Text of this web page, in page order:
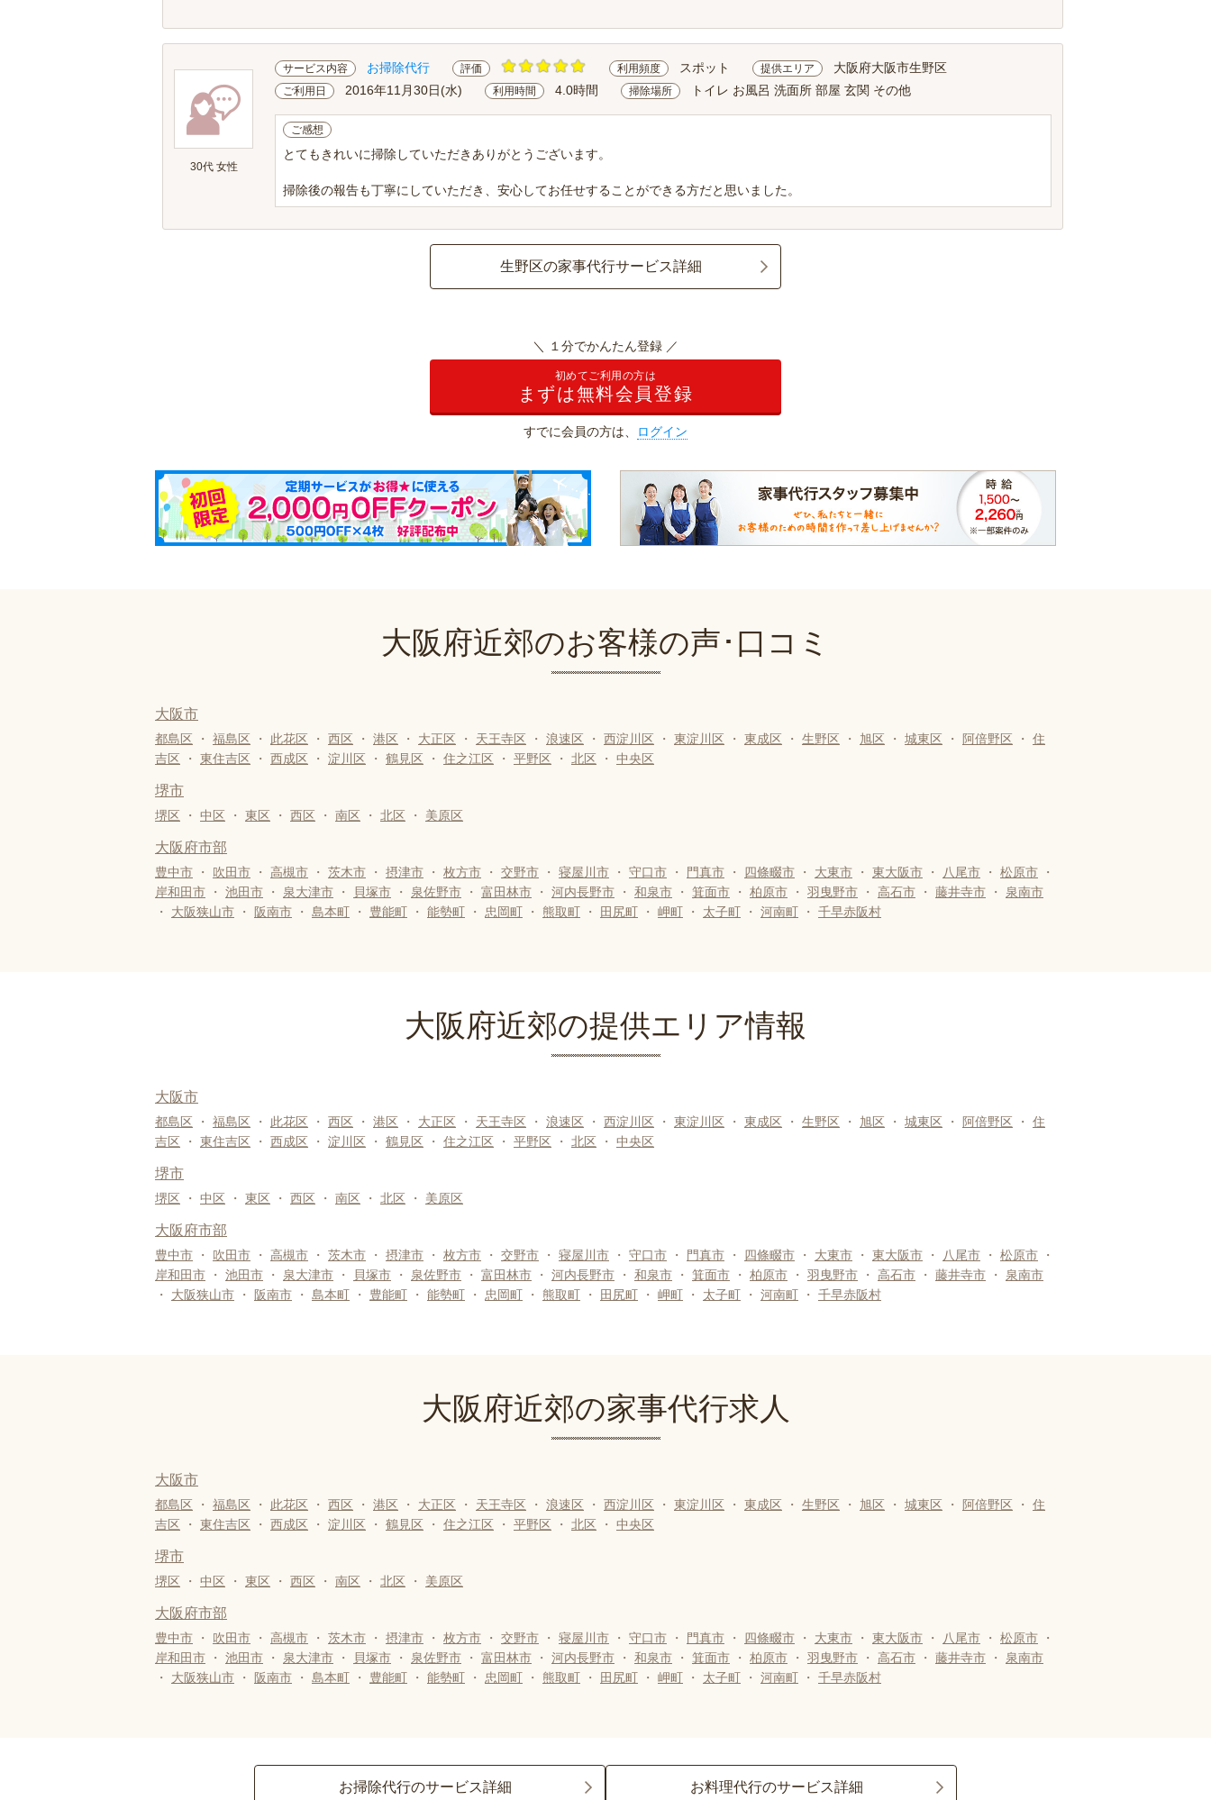
30代 女性
サービス内容 お掃除代行 評価 利用頻度 スポット 提供エリア 大阪府大阪市生野区
ご利用日 2016年11月30日(水) 利用時間 4.0時間 掃除場所 トイレ お風呂 洗面所 部屋 玄関 その他
ご感想
とてもきれいに掃除していただきありがとうございます。
掃除後の報告も丁寧にしていただき、安心してお任せすることができる方だと思いました。
生野区の家事代行サービス詳細
＼ １分でかんたん登録 ／
初めてご利用の方は
まずは無料会員登録
すでに会員の方は、 ログイン
大阪府近郊のお客様の声･口コミ
大阪市
都島区 ・ 福島区 ・ 此花区 ・ 西区 ・ 港区 ・ 大正区 ・ 天王寺区 ・ 浪速区 ・ 西淀川区 ・ 東淀川区 ・ 東成区 ・ 生野区 ・ 旭区 ・ 城東区 ・ 阿倍野区 ・ 住
吉区 ・ 東住吉区 ・ 西成区 ・ 淀川区 ・ 鶴見区 ・ 住之江区 ・ 平野区 ・ 北区 ・ 中央区
堺市
堺区 ・ 中区 ・ 東区 ・ 西区 ・ 南区 ・ 北区 ・ 美原区
大阪府市部
豊中市 ・ 吹田市 ・ 高槻市 ・ 茨木市 ・ 摂津市 ・ 枚方市 ・ 交野市 ・ 寝屋川市 ・ 守口市 ・ 門真市 ・ 四條畷市 ・ 大東市 ・ 東大阪市 ・ 八尾市 ・ 松原市 ・
岸和田市 ・ 池田市 ・ 泉大津市 ・ 貝塚市 ・ 泉佐野市 ・ 富田林市 ・ 河内長野市 ・ 和泉市 ・ 箕面市 ・ 柏原市 ・ 羽曳野市 ・ 高石市 ・ 藤井寺市 ・ 泉南市
・ 大阪狭山市 ・ 阪南市 ・ 島本町 ・ 豊能町 ・ 能勢町 ・ 忠岡町 ・ 熊取町 ・ 田尻町 ・ 岬町 ・ 太子町 ・ 河南町 ・ 千早赤阪村
大阪府近郊の提供エリア情報
大阪市
都島区 ・ 福島区 ・ 此花区 ・ 西区 ・ 港区 ・ 大正区 ・ 天王寺区 ・ 浪速区 ・ 西淀川区 ・ 東淀川区 ・ 東成区 ・ 生野区 ・ 旭区 ・ 城東区 ・ 阿倍野区 ・ 住
吉区 ・ 東住吉区 ・ 西成区 ・ 淀川区 ・ 鶴見区 ・ 住之江区 ・ 平野区 ・ 北区 ・ 中央区
堺市
堺区 ・ 中区 ・ 東区 ・ 西区 ・ 南区 ・ 北区 ・ 美原区
大阪府市部
豊中市 ・ 吹田市 ・ 高槻市 ・ 茨木市 ・ 摂津市 ・ 枚方市 ・ 交野市 ・ 寝屋川市 ・ 守口市 ・ 門真市 ・ 四條畷市 ・ 大東市 ・ 東大阪市 ・ 八尾市 ・ 松原市 ・
岸和田市 ・ 池田市 ・ 泉大津市 ・ 貝塚市 ・ 泉佐野市 ・ 富田林市 ・ 河内長野市 ・ 和泉市 ・ 箕面市 ・ 柏原市 ・ 羽曳野市 ・ 高石市 ・ 藤井寺市 ・ 泉南市
・ 大阪狭山市 ・ 阪南市 ・ 島本町 ・ 豊能町 ・ 能勢町 ・ 忠岡町 ・ 熊取町 ・ 田尻町 ・ 岬町 ・ 太子町 ・ 河南町 ・ 千早赤阪村
大阪府近郊の家事代行求人
大阪市
都島区 ・ 福島区 ・ 此花区 ・ 西区 ・ 港区 ・ 大正区 ・ 天王寺区 ・ 浪速区 ・ 西淀川区 ・ 東淀川区 ・ 東成区 ・ 生野区 ・ 旭区 ・ 城東区 ・ 阿倍野区 ・ 住
吉区 ・ 東住吉区 ・ 西成区 ・ 淀川区 ・ 鶴見区 ・ 住之江区 ・ 平野区 ・ 北区 ・ 中央区
堺市
堺区 ・ 中区 ・ 東区 ・ 西区 ・ 南区 ・ 北区 ・ 美原区
大阪府市部
豊中市 ・ 吹田市 ・ 高槻市 ・ 茨木市 ・ 摂津市 ・ 枚方市 ・ 交野市 ・ 寝屋川市 ・ 守口市 ・ 門真市 ・ 四條畷市 ・ 大東市 ・ 東大阪市 ・ 八尾市 ・ 松原市 ・
岸和田市 ・ 池田市 ・ 泉大津市 ・ 貝塚市 ・ 泉佐野市 ・ 富田林市 ・ 河内長野市 ・ 和泉市 ・ 箕面市 ・ 柏原市 ・ 羽曳野市 ・ 高石市 ・ 藤井寺市 ・ 泉南市
・ 大阪狭山市 ・ 阪南市 ・ 島本町 ・ 豊能町 ・ 能勢町 ・ 忠岡町 ・ 熊取町 ・ 田尻町 ・ 岬町 ・ 太子町 ・ 河南町 ・ 千早赤阪村
お掃除代行のサービス詳細 お料理代行のサービス詳細